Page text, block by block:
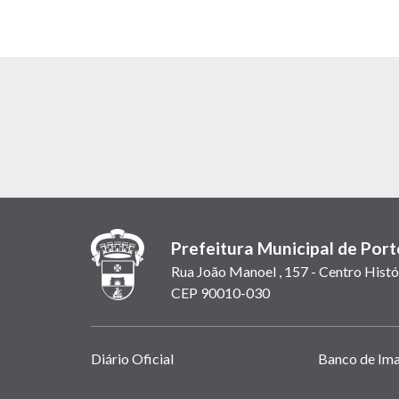
Prefeitura Municipal de
Rua João Manoel , 157 - Centro
CEP 90010-030
Links
Diário Oficial Banco de